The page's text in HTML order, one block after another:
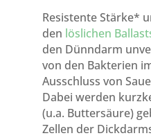
Resistente Stärke*
den löslichen
den Dünndarm
von den Bakterien
Ausschluss von
Dabei werden
(u.a. Buttersäure)
Zellen der